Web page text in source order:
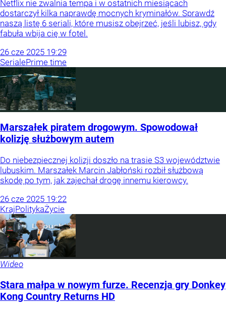
Netflix nie zwalnia tempa i w ostatnich miesiącach
dostarczył kilka naprawdę mocnych kryminałów. Sprawdź
naszą listę 6 seriali, które musisz obejrzeć, jeśli lubisz, gdy
fabuła wbija cię w fotel.
26 cze 2025 19:29
SerialePrime time
Marszałek piratem drogowym. Spowodował
kolizję służbowym autem
Do niebezpiecznej kolizji doszło na trasie S3 województwie
lubuskim. Marszałek Marcin Jabłoński rozbił służbową
skodę po tym, jak zajechał drogę innemu kierowcy.
26 cze 2025 19:22
KrajPolitykaŻycie
Wideo
Stara małpa w nowym furze. Recenzja gry Donkey
Kong Country Returns HD